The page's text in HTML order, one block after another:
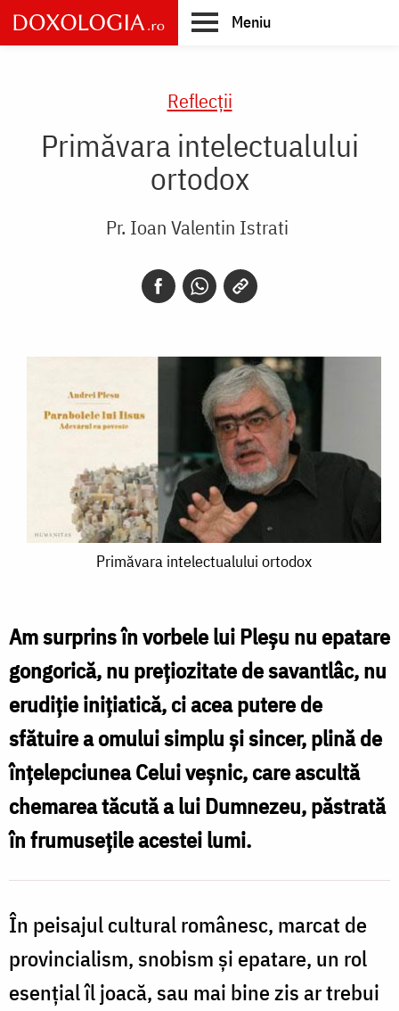
Skip
to
main
Meniu
Reflecții
Primăvara intelectualului
ortodox
Pr. Ioan Valentin Istrati
PrimăvaraPrimăvara intelectualului ortodox
Am surprins în vorbele lui Pleşu nu epatare
gongorică, nu preţiozitate de savantlâc, nu
erudiţie iniţiatică, ci acea putere de
sfătuire a omului simplu şi sincer, plină de
înţelepciunea Celui veşnic, care ascultă
chemarea tăcută a lui Dumnezeu, păstrată
în frumuseţile acestei lumi.
În peisajul cultural românesc, marcat de
provincialism, snobism şi epatare, un rol
esenţial îl joacă, sau mai bine zis ar trebui